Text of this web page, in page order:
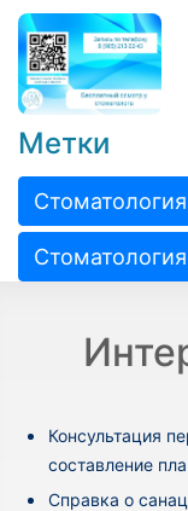
Метки
Консультация
составление
Cправка о